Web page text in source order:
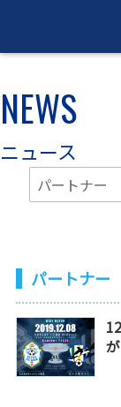
NEWS
ニュース
パートナー